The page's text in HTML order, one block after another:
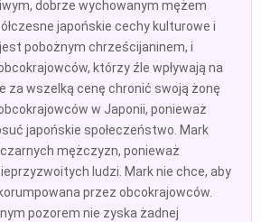
dobrze wychowanym mężem
japońskie cechy kulturowe i
pobożnym chrześcijaninem, i
którzy źle wpływają na
za wszelką cenę chronić swoją żonę
w Japonii, ponieważ
japońskie społeczeństwo. Mark
mężczyzn, ponieważ
ludzi. Mark nie chce, aby
przez obcokrajowców.
pozorem nie zyska żadnej